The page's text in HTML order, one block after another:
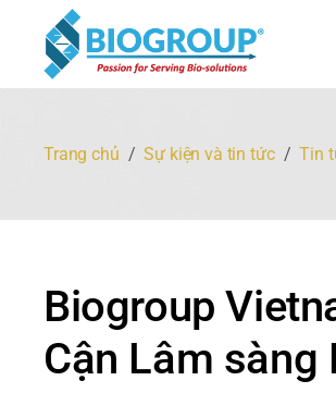
Trang chủ Sự kiện và tin tức Tin
Biogroup
Cận Lâm sàng